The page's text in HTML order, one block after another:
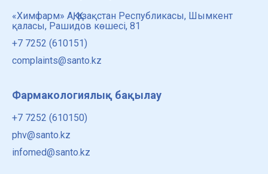
«Химфарм» АҚ, Қазақстан Республикасы, Шымкент
қаласы, Рашидов көшесі, 81
+7 7252 (610151)
complaints@santo.kz
Фармакологиялық бақылау
+7 7252 (610150)
phv@santo.kz
infomed@santo.kz